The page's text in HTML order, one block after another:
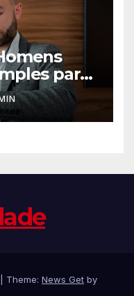
para
da sua
Theme: News Get by